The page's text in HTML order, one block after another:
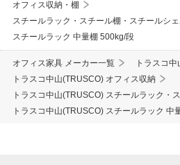
オフィス収納・棚
スチールラック・スチール棚・スチールシ
スチールラック 中量棚 500kg/段
オフィス家具 メーカー一覧
トラスコ
トラスコ中山(TRUSCO) オフィス収納
トラスコ中山(TRUSCO) スチールラック・
トラスコ中山(TRUSCO) スチールラック 中